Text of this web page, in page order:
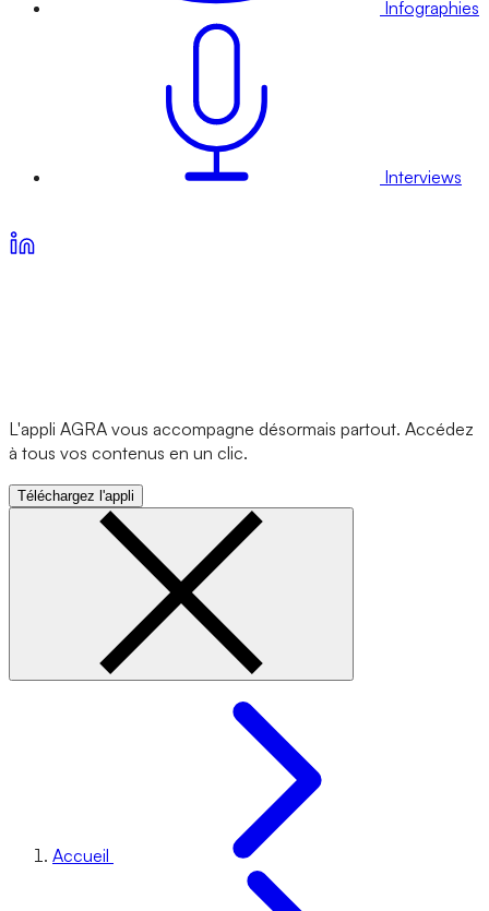
Infographies
Interviews
L'appli AGRA vous accompagne désormais partout. Accédez
à tous vos contenus en un clic.
Téléchargez l'appli
Accueil